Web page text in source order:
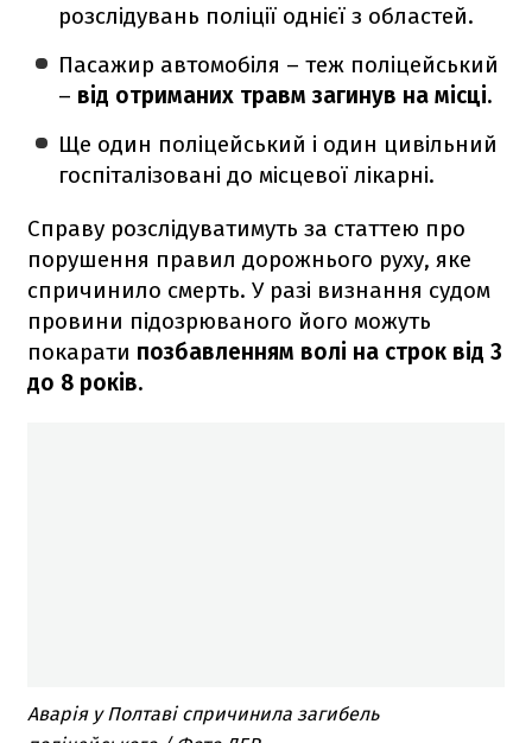
розслідувань поліції однієї з областей.
Пасажир автомобіля – теж поліцейський
– від отриманих травм загинув на місці.
Ще один поліцейський і один цивільний
госпіталізовані до місцевої лікарні.
Справу розслідуватимуть за статтею про
порушення правил дорожнього руху, яке
спричинило смерть. У разі визнання судом
провини підозрюваного його можуть
покарати позбавленням волі на строк від 3
до 8 років.
Аварія у Полтаві спричинила загибель